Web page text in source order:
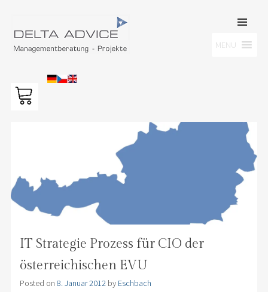
CONTENT
MENU
IT Strategie Prozess für CIO der
österreichischen EVU
Posted on 8. Januar 2012by Eschbach